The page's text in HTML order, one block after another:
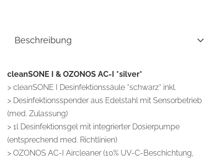
Beschreibung
cleanSONE I & OZONOS AC-I *silver*
> cleanSONE I Desinfektionssäule *schwarz* inkl.
> Desinfektionsspender aus Edelstahl mit Sensorbetrieb
(med. Zulassung)
> 1l Desinfektionsgel mit integrierter Dosierpumpe
(entsprechend med. Richtlinien)
> OZONOS AC-I Aircleaner (10% UV-C-Beschichtung,